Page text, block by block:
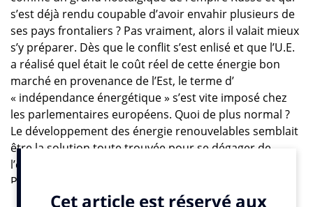
s’est déjà rendu coupable d’avoir envahir plusieurs de
ses pays frontaliers ? Pas vraiment, alors il valait mieux
s’y préparer. Dès que le conflit s’est enlisé et que l’U.E.
a réalisé quel était le coût réel de cette énergie bon
marché en provenance de l’Est, le terme d’
« indépendance énergétique » s’est vite imposé chez
les parlementaires européens. Quoi de plus normal ?
Le développement des énergie renouvelables semblait
être la solution toute trouvée pour se dégager de
l’emprise énergétique exercée à leur encontre par
Poutine tout en s’inscrivant dans les enjeux
écologiques de notre temps.